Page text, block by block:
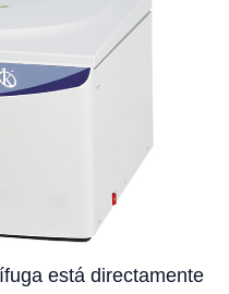
está directamente